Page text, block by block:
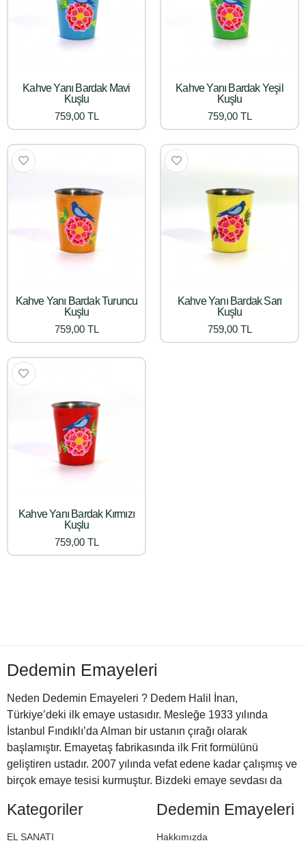
Kahve Yanı Bardak Mavi
Kuşlu
759,00 TL
Kahve Yanı Bardak Yeşil
Kuşlu
759,00 TL
Kahve Yanı Bardak Turuncu
Kuşlu
759,00 TL
Kahve Yanı Bardak Sarı
Kuşlu
759,00 TL
Kahve Yanı Bardak Kırmızı
Kuşlu
759,00 TL
Dedemin Emayeleri
Neden Dedemin Emayeleri ? Dedem Halil İnan,
Türkiye’deki ilk emaye ustasıdır. Mesleğe 1933 yılında
İstanbul Fındıklı’da Alman bir ustanın çırağı olarak
başlamıştır. Emayetaş fabrikasında ilk Frit formülünü
geliştiren ustadır. 2007 yılında vefat edene kadar çalışmış ve
birçok emaye tesisi kurmuştur. Bizdeki emaye sevdası da
Emayeleri
Kategoriler
EL SANATI
Dedemin Emayeleri
Hakkımızda